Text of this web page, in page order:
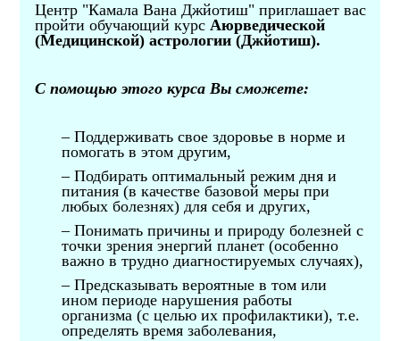
Центр "Камала Вана Джйотиш" приглашает вас
пройти обучающий курсАюрведической
(Медицинской) астрологии (Джйотиш).
С помощью этого курса Вы сможете:
– Поддерживать свое здоровье в норме и
помогать в этом другим,
– Подбирать оптимальный режим дня и
питания (в качестве базовой меры при
любых болезнях) для себя и других,
– Понимать причины и природу болезней с
точки зрения энергий планет (особенно
важно в трудно диагностируемых случаях),
– Предсказывать вероятные в том или
ином периоде нарушения работы
организма (с целью их профилактики), т.е.
определять время заболевания,